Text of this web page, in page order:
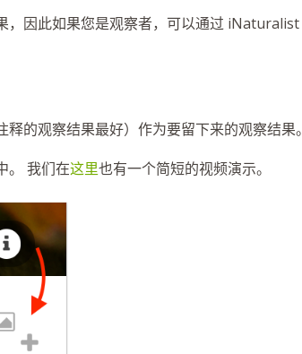
，因此如果您是观察者，可以通过 iNaturalist
的观察结果最好）作为要留下来的观察结果。
。 我们在这里也有一个简短的视频演示。